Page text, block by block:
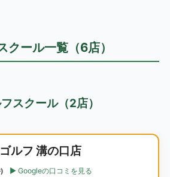
クール一覧（6店）
スクール（2店）
ルフ 溝の口店
Googleの口コミを見る